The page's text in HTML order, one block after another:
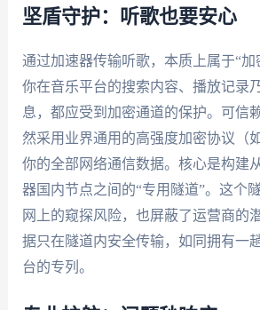
坚盾守护：听歌也要安心
通过加速器传输听歌，本质上属于“加
你在音乐平台的搜索内容、播放记录
息，都应受到加密通道的保护。可信
然采用业界通用的高强度加密协议（
你的全部网络通信数据。核心是构建
器国内节点之间的“专用隧道”。这个
网上的窥探风险，也屏蔽了运营商的
据只在隧道内安全传输，如同拥有一
台的专列。